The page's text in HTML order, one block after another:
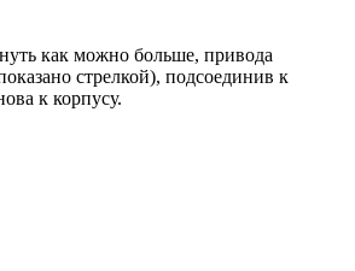
как можно больше, привода
стрелкой), подсоединив к
к корпусу.